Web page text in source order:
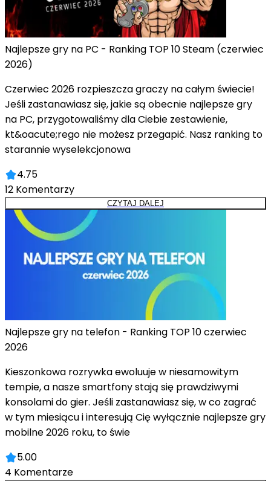
Najlepsze gry na PC - Ranking TOP 10 Steam (czerwiec
2026)
Czerwiec 2026 rozpieszcza graczy na całym świecie!
Jeśli zastanawiasz się, jakie są obecnie najlepsze gry
na PC, przygotowaliśmy dla Ciebie zestawienie,
kt&oacute;rego nie możesz przegapić. Nasz ranking to
starannie wyselekcjonowa
4.75
12 Komentarzy
CZYTAJ DALEJ
Najlepsze gry na telefon - Ranking TOP 10 czerwiec
2026
Kieszonkowa rozrywka ewoluuje w niesamowitym
tempie, a nasze smartfony stają się prawdziwymi
konsolami do gier. Jeśli zastanawiasz się, w co zagrać
w tym miesiącu i interesują Cię wyłącznie najlepsze gry
mobilne 2026 roku, to świe
5.00
4 Komentarze